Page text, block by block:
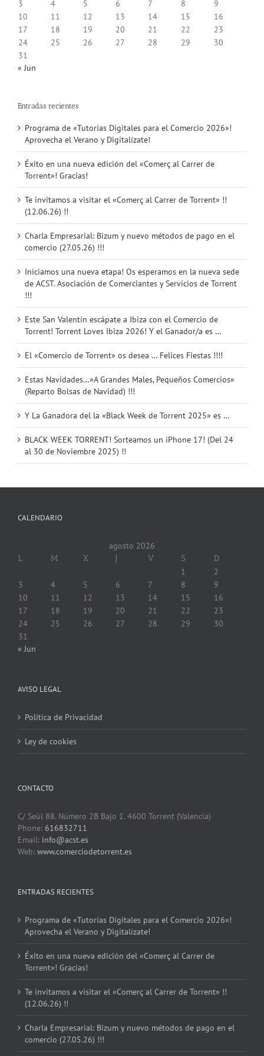
3
4 5 6 7 8
9
10
11 12 13 14 15
16
17
18 19 20 21 22
23
24
25 26 27 28 29
30
31
« Jun
Entradas recientes
Programa de «Tutorías Digitales para el Comercio 2026»!
Aprovecha el Verano y Digitalízate!
Éxito en una nueva edición del «Comerç al Carrer de
Torrent»! Gracias!
Te invitamos a visitar el «Comerç al Carrer de Torrent» !!
(12.06.26) !!
Charla Empresarial: Bizum y nuevo métodos de pago en el
comercio (27.05.26) !!!
Iniciamos una nueva etapa! Os esperamos en la nueva sede
de ACST. Asociación de Comerciantes y Servicios de Torrent
!!!
Este San Valentín escápate a Ibiza con el Comercio de
Torrent! Torrent Loves Ibiza 2026! Y el Ganador/a es …
El «Comercio de Torrent» os desea … Felices Fiestas !!!!
Estas Navidades…»A Grandes Males, Pequeños Comercios»
(Reparto Bolsas de Navidad) !!!
Y La Ganadora del la «Black Week de Torrent 2025» es …
BLACK WEEK TORRENT! Sorteamos un iPhone 17! (Del 24
al 30 de Noviembre 2025) !!
CALENDARIO
agosto 2026
L M X J V S D
1
2
3
4 5 6 7 8
9
10
11 12 13 14 15
16
17
18 19 20 21 22
23
24
25 26 27 28 29
30
31
« Jun
AVISO LEGAL
Política de Privacidad
Ley de cookies
CONTACTO
C/ Seúl 88. Número 2B Bajo 1. 4600 Torrent (Valencia)
Phone: 616832711
Email: info@acst.es
Web: www.comerciodetorrent.es
ENTRADAS RECIENTES
Programa de «Tutorías Digitales para el Comercio 2026»!
Aprovecha el Verano y Digitalízate!
Éxito en una nueva edición del «Comerç al Carrer de
Torrent»! Gracias!
Te invitamos a visitar el «Comerç al Carrer de Torrent» !!
(12.06.26) !!
Charla Empresarial: Bizum y nuevo métodos de pago en el
comercio (27.05.26) !!!